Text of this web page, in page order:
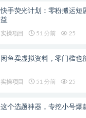
快手荧光计划：零粉搬运短
益
实操项目 51 分前 25
闲鱼卖虚拟资料，零门槛也
实操项目 51 分前 25
这个选题神器，专挖小号爆